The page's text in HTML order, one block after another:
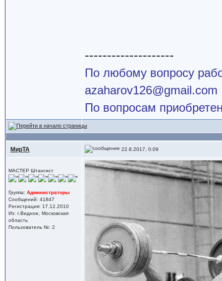
--------------------
По любому вопросу
azaharov126@gmail.com
По вопросам
МирТА 22.8.2017, 0:09
МАСТЕР Штангист
Группа: Администраторы
Сообщений: 41847
Регистрация: 17.12.2010
Из: г.Видное, Московская
область
Пользователь №: 2